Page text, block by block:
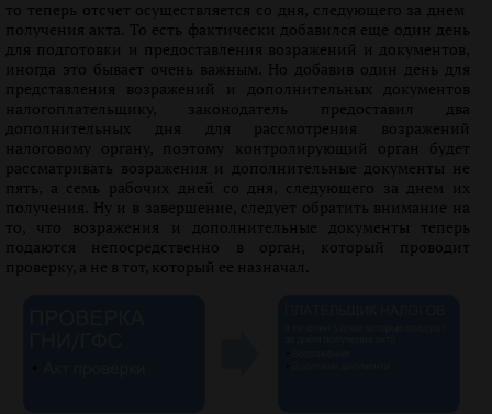
то теперь отсчет осуществляется со дня, следующего за днем ​​
получения акта. То есть фактически добавился еще один день
для подготовки и предоставления возражений и документов,
иногда это бывает очень важным. Но добавив один день для
представления возражений и дополнительных документов
налогоплательщику, законодатель предоставил два
дополнительных дня для рассмотрения возражений
налоговому органу, поэтому контролирующий орган будет
рассматривать возражения и дополнительные документы не
пять, а семь рабочих дней со дня, следующего за днем ​​их
получения. Ну и в завершение, следует обратить внимание на
то, что возражения и дополнительные документы теперь
подаются непосредственно в орган, который проводит
проверку, а не в тот, который ее назначал.